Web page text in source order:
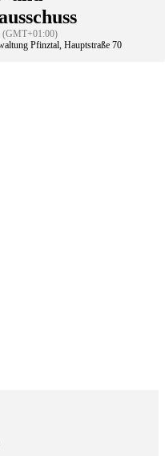
(GMT+01:00)
Pfinztal , Hauptstraße 70